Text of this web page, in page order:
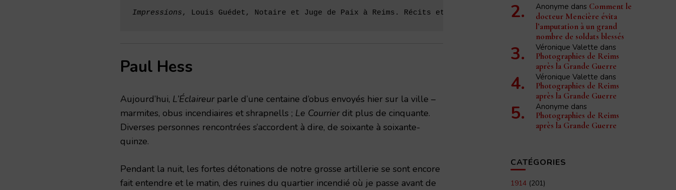
Impressions, Louis Guédet, Notaire et Juge de Paix à Reims. Récits et impressions de guerre d'un civil rémois 1914-
Paul Hess
Aujourd’hui, L’Éclaireurparle d’une centaine d’obus envoyés hier sur la ville –
marmites, obus incendiaires et shrapnells ; Le Courrierdit plus de cinquante.
Diverses personnes rencontrées s’accordent à dire, de soixante à soixante-
quinze.
Pendant la nuit, les fortes détonations de notre grosse artillerie se sont encore
fait entendre et le matin, des ruines du quartier incendié où je passe avant de
Anonyme dans Comment le
docteur Mencière évita
l’amputation à un grand
nombre de soldats blessés
Véronique Valette dans
Photographies de Reims
après la Grande Guerre
Véronique Valette dans
Photographies de Reims
après la Grande Guerre
Anonyme dans
Photographies de Reims
après la Grande Guerre
CATÉGORIES
1914 (201)